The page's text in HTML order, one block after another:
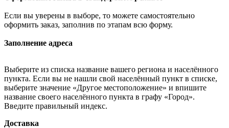
Если вы уверены в выборе, то можете самостоятельно
оформить заказ, заполнив по этапам всю форму.
Заполнение адреса
Выберите из списка название вашего региона и населённого
пункта. Если вы не нашли свой населённый пункт в списке,
выберите значение «Другое местоположение» и впишите
название своего населённого пункта в графу «Город».
Введите правильный индекс.
Доставка